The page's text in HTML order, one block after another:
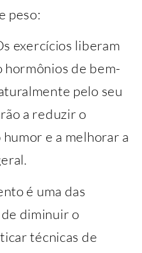
peso:
exercícios liberam
hormônios de bem-
pelo seu
a reduzir o
e a melhorar a
é uma das
diminuir o
técnicas de